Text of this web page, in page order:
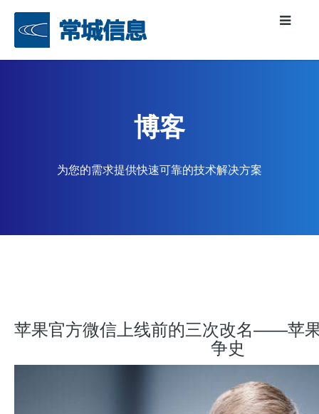
博客
为您的需求提供快速可靠的技术解决方案
苹果官方微信上线前的三次改名——苹
争史